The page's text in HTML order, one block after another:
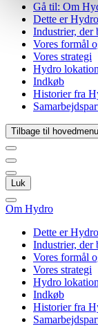
Gå til: Om
Dette er Hydro
Industrier, der
Vores formål
Vores strategi
Hydro
Indkøb
Historier fra
Tilbage til
Luk
Om Hydro
Dette er Hydro
Industrier, der
Vores formål
Vores strategi
Hydro
Indkøb
Historier fra